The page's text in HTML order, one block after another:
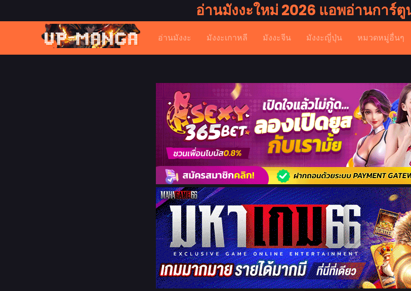
อ่านมังงะใหม่ 2026 แอพอ่านการ์
อ่านมังงะ มังงะเกาหลี มังงะจีน มังงะญี่ปุ่น หมวดหมู่อื่นๆ